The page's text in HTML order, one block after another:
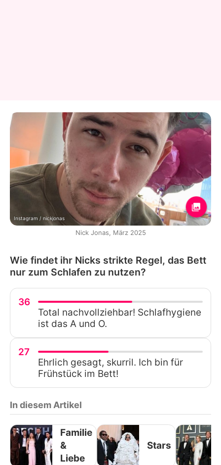
Instagram / nickjonas
Nick Jonas, März 2025
Wie findet ihr Nicks strikte Regel, das Bett
nur zum Schlafen zu nutzen?
36
Total nachvollziehbar! Schlafhygiene
ist das A und O.
27
Ehrlich gesagt, skurril. Ich bin für
Frühstück im Bett!
In diesem Artikel
Familie
&
Liebe
Stars